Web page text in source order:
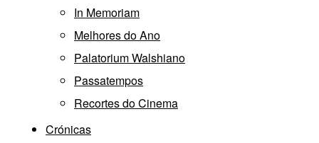
In Memoriam
Melhores do Ano
Palatorium Walshiano
Passatempos
Recortes do Cinema
Crónicas